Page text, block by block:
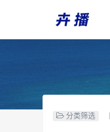
分类筛选